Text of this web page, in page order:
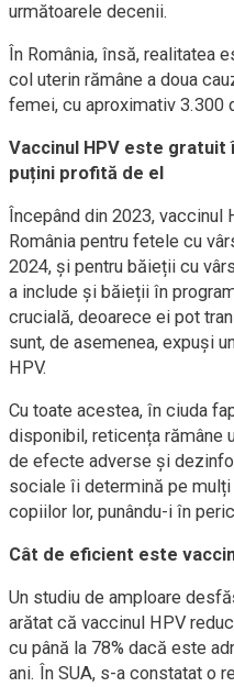
următoarele decenii.
În România, însă, realitatea
col uterin rămâne a doua
femei, cu aproximativ 3.300
Vaccinul HPV este gratuit
puțini profită de el
Începând din 2023,
România pentru fetele cu
2024, și pentru băieții cu
a include și băieții în
crucială, deoarece ei pot
sunt, de asemenea, expuși
HPV.
Cu toate acestea, în ciuda
disponibil, reticența rămâne
de efecte adverse și
sociale îi determină pe
copiilor lor, punându-i în
Cât de eficient este
Un studiu de amploare
arătat că vaccinul HPV
cu până la 78% dacă este
ani. În SUA, s-a constatat o